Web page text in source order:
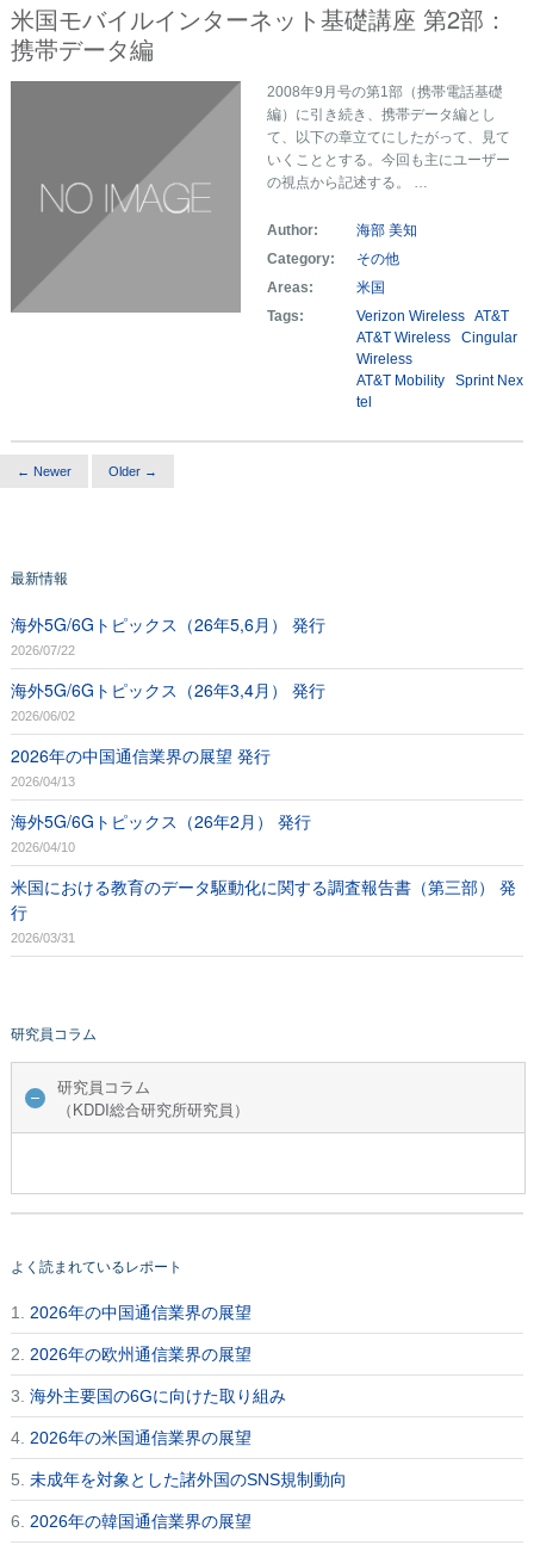
米国モバイルインターネット基礎講座 第2部：
携帯データ編
2008年9月号の第1部（携帯電話基礎
編）に引き続き、携帯データ編とし
て、以下の章立てにしたがって、見て
いくこととする。今回も主にユーザー
の視点から記述する。 …
Author:
海部 美知
Category:
その他
Areas:
米国
Tags:
Verizon Wireless AT&T
AT&T Wireless
Cingular
Wireless
AT&T Mobility
Sprint Nex
tel
← Newer Older →
最新情報
海外5G/6Gトピックス（26年5,6月） 発行
2026/07/22
海外5G/6Gトピックス（26年3,4月） 発行
2026/06/02
2026年の中国通信業界の展望 発行
2026/04/13
海外5G/6Gトピックス（26年2月） 発行
2026/04/10
米国における教育のデータ駆動化に関する調査報告書（第三部） 発
行
2026/03/31
研究員コラム
研究員コラム
（KDDI総合研究所研究員）
よく読まれているレポート
1. 2026年の中国通信業界の展望
2. 2026年の欧州通信業界の展望
3. 海外主要国の6Gに向けた取り組み
4. 2026年の米国通信業界の展望
5. 未成年を対象とした諸外国のSNS規制動向
6. 2026年の韓国通信業界の展望